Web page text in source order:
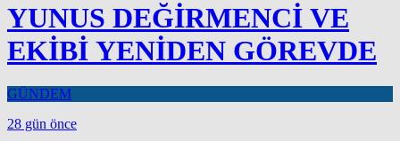
YUNUS DEĞİRMENCİ VE
EKİBİ YENİDEN GÖREVDE
GÜNDEM
28 gün önce